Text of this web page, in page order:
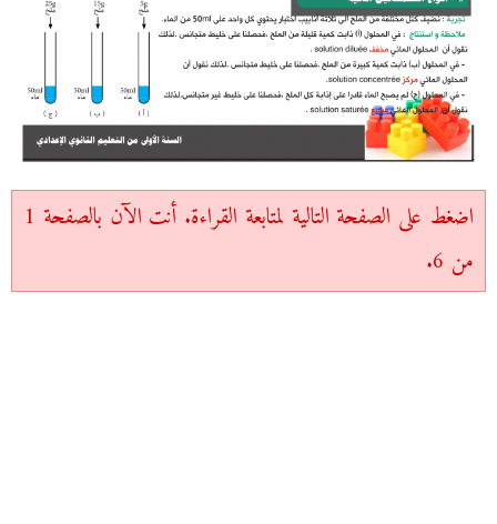
اضغط على الصفحة التالية لمتابعة القراءة. أنت الآن بالصفحة 1
من 6.